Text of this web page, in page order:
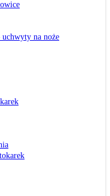
uchwyty na noże